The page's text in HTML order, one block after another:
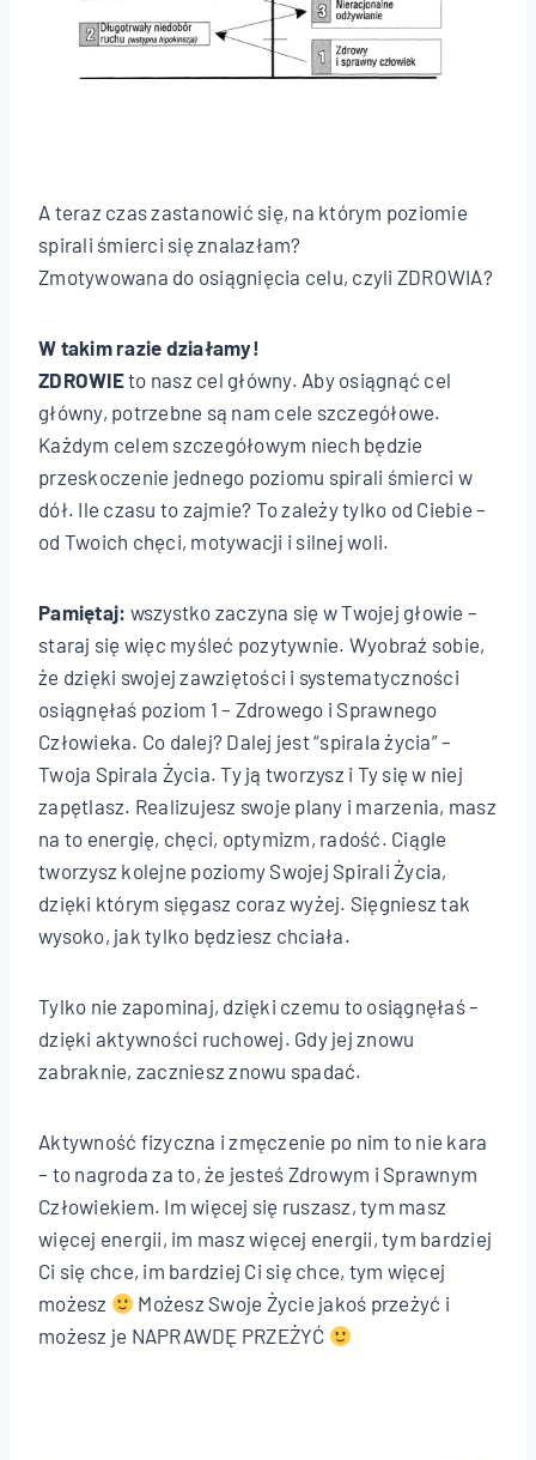
A teraz czas zastanowić się, na którym poziomie
spirali śmierci się znalazłam?
Zmotywowana do osiągnięcia celu, czyli ZDROWIA?
W takim razie działamy!
ZDROWIEto nasz cel główny. Aby osiągnąć cel
główny, potrzebne są nam cele szczegółowe.
Każdym celem szczegółowym niech będzie
przeskoczenie jednego poziomu spirali śmierci w
dół. Ile czasu to zajmie? To zależy tylko od Ciebie –
od Twoich chęci, motywacji i silnej woli.
Pamiętaj: wszystko zaczyna się w Twojej głowie –
staraj się więc myśleć pozytywnie. Wyobraź sobie,
że dzięki swojej zawziętości i systematyczności
osiągnęłaś poziom 1 – Zdrowego i Sprawnego
Człowieka. Co dalej? Dalej jest “spirala życia” –
Twoja Spirala Życia. Ty ją tworzysz i Ty się w niej
zapętlasz. Realizujesz swoje plany i marzenia, masz
na to energię, chęci, optymizm, radość. Ciągle
tworzysz kolejne poziomy Swojej Spirali Życia,
dzięki którym sięgasz coraz wyżej. Sięgniesz tak
wysoko, jak tylko będziesz chciała.
Tylko nie zapominaj, dzięki czemu to osiągnęłaś –
dzięki aktywności ruchowej. Gdy jej znowu
zabraknie, zaczniesz znowu spadać.
Aktywność fizyczna i zmęczenie po nim to nie kara
– to nagroda za to, że jesteś Zdrowym i Sprawnym
Człowiekiem. Im więcej się ruszasz, tym masz
więcej energii, im masz więcej energii, tym bardziej
Ci się chce, im bardziej Ci się chce, tym więcej
możesz
Możesz Swoje Życie jakoś przeżyć i
możesz je NAPRAWDĘ PRZEŻYĆ